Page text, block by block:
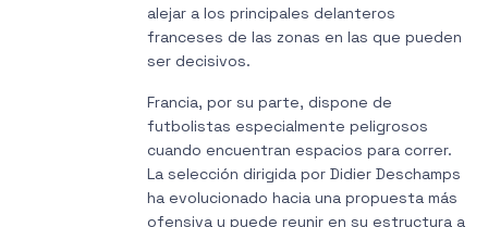
alejar a los principales delanteros
franceses de las zonas en las que pueden
ser decisivos.
Francia, por su parte, dispone de
futbolistas especialmente peligrosos
cuando encuentran espacios para correr.
La selección dirigida por Didier Deschamps
ha evolucionado hacia una propuesta más
ofensiva y puede reunir en su estructura a